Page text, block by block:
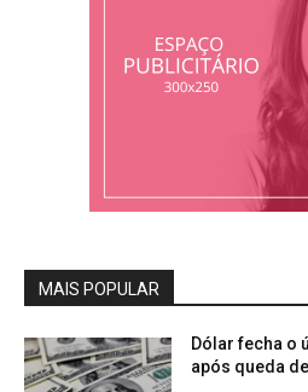
MAIS POPULAR
Dólar fecha o
após queda